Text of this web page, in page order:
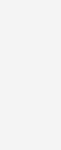
von 50
in Industrie
Die